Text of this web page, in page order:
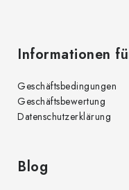
Informationen
Geschäftsbedingungen
Geschäftsbewertung
Datenschutzerklärung
Blog